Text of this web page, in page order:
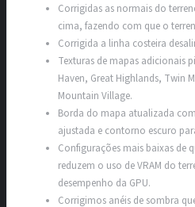
Corrigidas as normais do
cima, fazendo com que o
Corrigida a linha costeira
Texturas de mapas adicionais
Haven, Great Highlands, Twin
Mountain Village.
Borda do mapa atualizada
ajustada e contorno escuro
Configurações mais baixas de
reduzem o uso de VRAM do
desempenho da GPU.
Corrigimos anéis de sombra